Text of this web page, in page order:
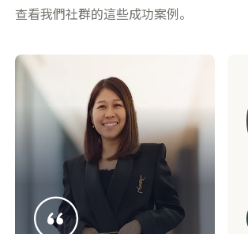
查看我們社群的這些成功案例。